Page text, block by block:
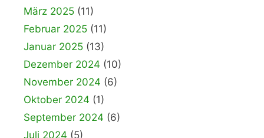
März 2025 (11)
Februar 2025 (11)
Januar 2025 (13)
Dezember 2024 (10)
November 2024 (6)
Oktober 2024 (1)
September 2024 (6)
Juli 2024 (5)